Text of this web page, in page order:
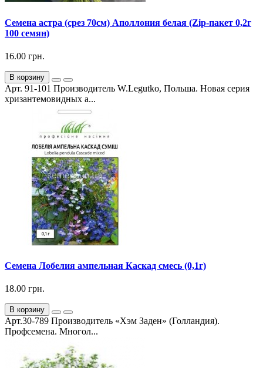
Семена астра (срез 70см) Аполлония белая (Zip-пакет 0,2г
100 семян)
16.00 грн.
В корзину
Арт. 91-101 Производитель W.Legutko, Польша. Новая серия
хризантемовидных а...
Семена Лобелия ампельная Каскад смесь (0,1г)
18.00 грн.
В корзину
Арт.30-789 Производитель «Хэм Заден» (Голландия).
Профсемена. Многол...